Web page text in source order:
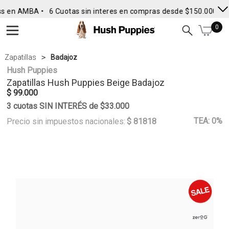
en AMBA • 6 Cuotas sin interes en compras desde $150.000 •
0
Zapatillas Badajoz
Hush Puppies
Zapatillas Hush Puppies Beige Badajoz
$ 99.000
3 cuotas SIN INTERÉS de $33.000
Precio sin impuestos nacionales: $ 81818 TEA: 0%